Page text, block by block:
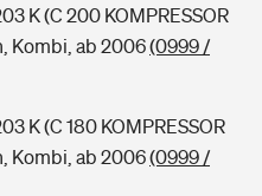
K (C 200 KOMPRESSOR
Kombi, ab 2006(0999 /
K (C 180 KOMPRESSOR
Kombi, ab 2006(0999 /